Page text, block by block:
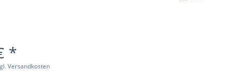
*
Versandkosten